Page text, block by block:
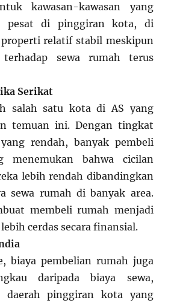
kawasan-kawasan yang
pesat di pinggiran kota, di
relatif stabil meskipun
terhadap sewa rumah terus
Serikat
salah satu kota di AS yang
temuan ini. Dengan tingkat
rendah, banyak pembeli
menemukan bahwa cicilan
lebih rendah dibandingkan
sewa rumah di banyak area.
membeli rumah menjadi
cerdas secara finansial.
biaya pembelian rumah juga
daripada biaya sewa,
daerah pinggiran kota yang